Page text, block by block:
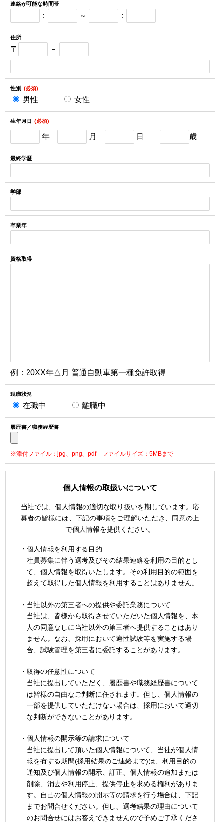
連絡が可能な時間帯
： ～ ：
住所
〒 －
性別
男性 女性
生年月日
年 月 日 歳
最終学歴
学部
卒業年
資格取得
例：20XX年△月 普通自動車第一種免許取得
現職状況
在職中 離職中
履歴書／職務経歴書
※添付ファイル：jpg、png、pdf ファイルサイズ：5MBまで
個人情報の取扱いについて
当社では、個人情報の適切な取り扱いを期しています。応
募者の皆様には、下記の事項をご理解いただき、同意の上
で個人情報を提供ください。
・個人情報を利用する目的
社員募集に伴う選考及びその結果連絡を利用の目的とし
て、個人情報を取得いたします。その利用目的の範囲を
超えて取得した個人情報を利用することはありません。
・当社以外の第三者への提供や委託業務について
当社は、皆様から取得させていただいた個人情報を、本
人の同意なしに当社以外の第三者へ提供することはあり
ません。なお、採用において適性試験等を実施する場
合、試験管理を第三者に委託することがあります。
・取得の任意性について
当社に提出していただく、履歴書や職務経歴書について
は皆様の自由なご判断に任されます。但し、個人情報の
一部を提供していただけない場合は、採用において適切
な判断ができないことがあります。
・個人情報の開示等の請求について
当社に提出して頂いた個人情報について、当社が個人情
報を有する期間(採用結果のご連絡まで)は、利用目的の
通知及び個人情報の開示、訂正、個人情報の追加または
削除、消去や利用停止、提供停止を求める権利がありま
す。自己の個人情報の開示等の請求を行う場合は、下記
までお問合せください。但し、選考結果の理由について
のお問合せにはお答えできませんので予めご了承くださ